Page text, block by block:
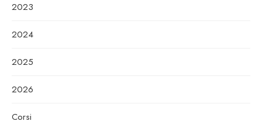
2023
2024
2025
2026
Corsi